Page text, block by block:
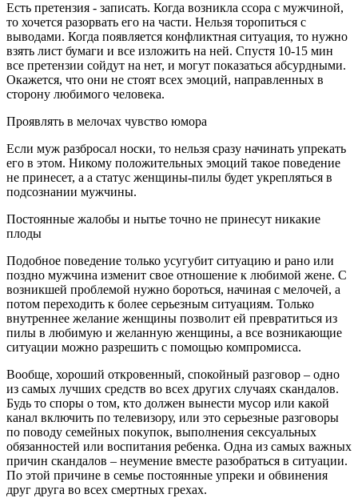
Есть претензия - записать. Когда возникла ссора с мужчиной,
то хочется разорвать его на части. Нельзя торопиться с
выводами. Когда появляется конфликтная ситуация, то нужно
взять лист бумаги и все изложить на ней. Спустя 10-15 мин
все претензии сойдут на нет, и могут показаться абсурдными.
Окажется, что они не стоят всех эмоций, направленных в
сторону любимого человека.
Проявлять в мелочах чувство юмора
Если муж разбросал носки, то нельзя сразу начинать упрекать
его в этом. Никому положительных эмоций такое поведение
не принесет, а а статус женщины-пилы будет укрепляться в
подсознании мужчины.
Постоянные жалобы и нытье точно не принесут никакие
плоды
Подобное поведение только усугубит ситуацию и рано или
поздно мужчина изменит свое отношение к любимой жене. С
возникшей проблемой нужно бороться, начиная с мелочей, а
потом переходить к более серьезным ситуациям. Только
внутреннее желание женщины позволит ей превратиться из
пилы в любимую и желанную женщины, а все возникающие
ситуации можно разрешить с помощью компромисса.
Вообще, хороший откровенный, спокойный разговор – одно
из самых лучших средств во всех других случаях скандалов.
Будь то споры о том, кто должен вынести мусор или какой
канал включить по телевизору, или это серьезные разговоры
по поводу семейных покупок, выполнения сексуальных
обязанностей или воспитания ребенка. Одна из самых важных
причин скандалов – неумение вместе разобраться в ситуации.
По этой причине в семье постоянные упреки и обвинения
друг друга во всех смертных грехах.